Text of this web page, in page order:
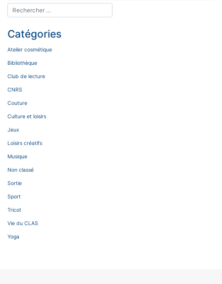
Catégories
Atelier cosmétique
Bibliothèque
Club de lecture
CNRS
Couture
Culture et loisirs
Jeux
Loisirs créatifs
Musique
Non classé
Sortie
Sport
Tricot
Vie du CLAS
Yoga